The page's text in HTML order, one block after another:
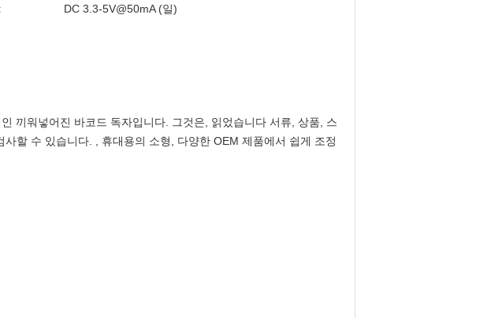
DC 3.3-5V@50mA (일)
끼워넣어진 바코드 독자입니다. 그것은, 읽었습니다 서류, 상품, 스
할 수 있습니다. , 휴대용의 소형, 다양한 OEM 제품에서 쉽게 조정